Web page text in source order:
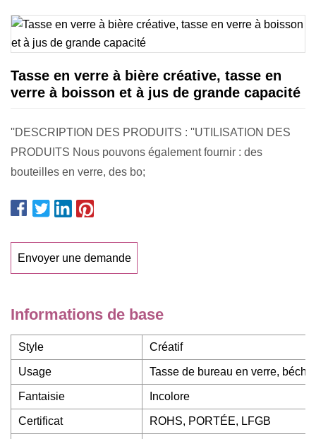
Tasse en verre à bière créative, tasse en
verre à boisson et à jus de grande capacité
''DESCRIPTION DES PRODUITS : ''UTILISATION DES
PRODUITS Nous pouvons également fournir : des
bouteilles en verre, des bo;
Envoyer une demande
Informations de base
Style Créatif
Usage Tasse de bureau en verre,
Fantaisie Incolore
Certificat ROHS, PORTÉE, LFGB